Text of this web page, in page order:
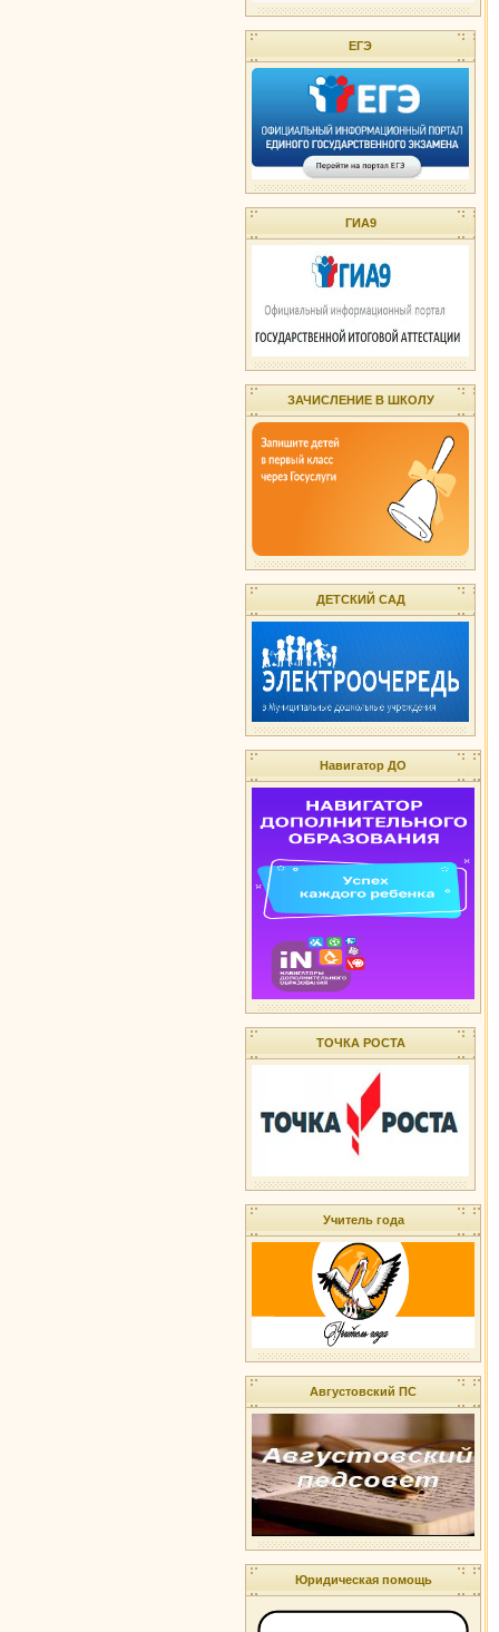
ЕГЭ
ГИА9
ЗАЧИСЛЕНИЕ В ШКОЛУ
ДЕТСКИЙ САД
Навигатор ДО
ТОЧКА РОСТА
Учитель года
Августовский ПС
Юридическая помощь